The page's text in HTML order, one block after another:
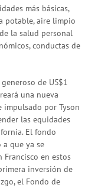
más básicas,
potable, aire limpio
la salud personal
conductas de
de US$1
una nueva
impulsado por Tyson
las equidades
El fondo
que ya se
Francisco en estos
inversión de
el Fondo de